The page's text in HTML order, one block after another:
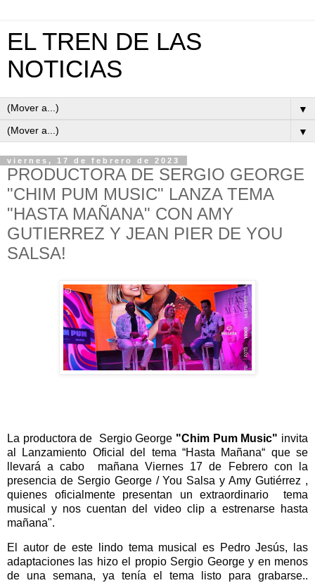
EL TREN DE LAS
NOTICIAS
▼
▼
viernes, 17 de febrero de 2023
PRODUCTORA DE SERGIO GEORGE
"CHIM PUM MUSIC" LANZA TEMA
"HASTA MAÑANA" CON AMY
GUTIERREZ Y JEAN PIER DE YOU
SALSA!
La productora de  Sergio George "Chim Pum Music" invita
al Lanzamiento Oficial del tema “Hasta Mañana“ que se
llevará a cabo  mañana Viernes 17 de Febrero con la
presencia de Sergio George / You Salsa y Amy Gutiérrez ,
quienes oficialmente presentan un extraordinario  tema
musical y nos cuentan del video clip a estrenarse hasta
mañana".
El autor de este lindo tema musical es Pedro Jesús, las
adaptaciones las hizo el propio Sergio George y en menos
de una semana, ya tenía el tema listo para grabarse..